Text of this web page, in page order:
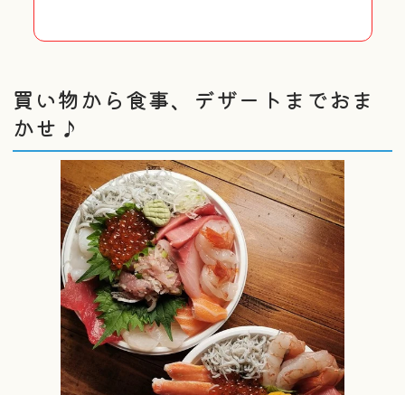
買い物から食事、デザートまでおま
かせ♪